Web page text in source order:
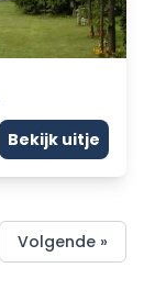
Bekijk uitje
Volgende »